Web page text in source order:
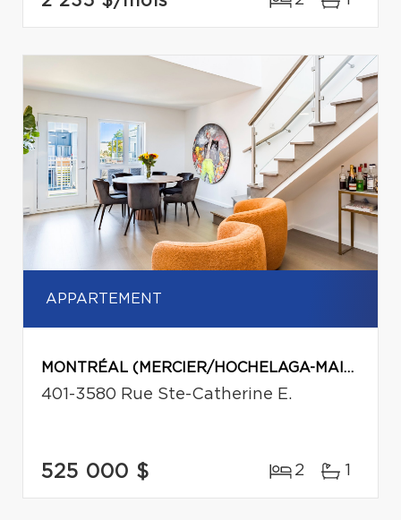
APPARTEMENT
MONTRÉAL (MERCIER/HOCHELAGA-MAISONNEUVE)
401-3580 Rue Ste-Catherine E.
525 000 $ 2 1